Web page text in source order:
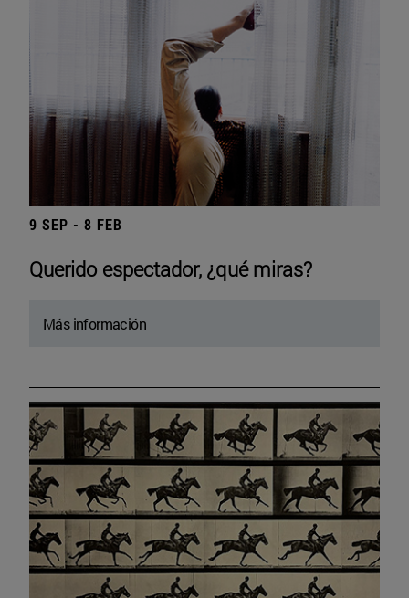
9 SEP - 8 FEB
Querido espectador, ¿qué miras?
Más información